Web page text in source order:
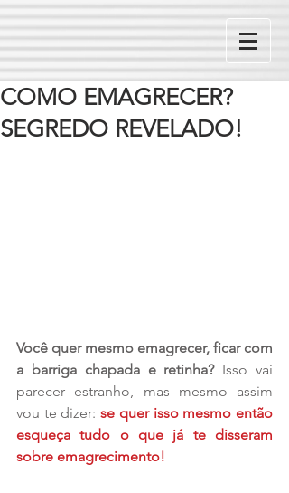
COMO EMAGRECER?
SEGREDO REVELADO!
Você quer mesmo emagrecer, ficar com
a barriga chapada e retinha? Isso vai
parecer estranho, mas mesmo assim
vou te dizer: se quer isso mesmo então
esqueça tudo o que já te disseram
sobre emagrecimento!